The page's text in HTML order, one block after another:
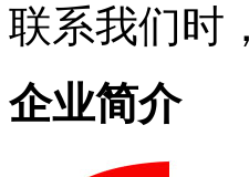
联系我们时
企业简介